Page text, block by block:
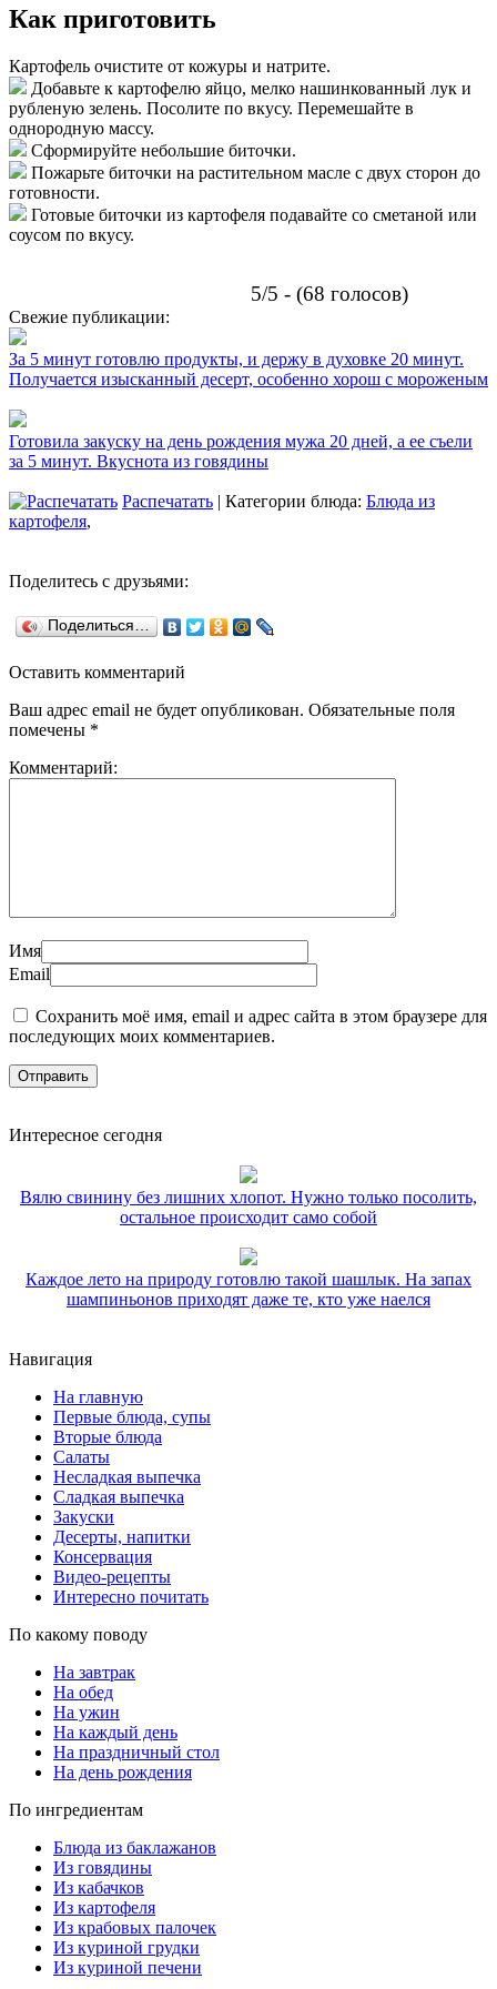
Как приготовить
Картофель очистите от кожуры и натрите.
Добавьте к картофелю яйцо, мелко нашинкованный лук и
рубленую зелень. Посолите по вкусу. Перемешайте в
однородную массу.
Сформируйте небольшие биточки.
Пожарьте биточки на растительном масле с двух сторон до
готовности.
Готовые биточки из картофеля подавайте со сметаной или
соусом по вкусу.
5/5 - (68 голосов)
Свежие публикации:
За 5 минут готовлю продукты, и держу в духовке 20 минут.
Получается изысканный десерт, особенно хорош с мороженым
Готовила закуску на день рождения мужа 20 дней, а ее съели
за 5 минут. Вкуснота из говядины
Распечатать | Категории блюда: Блюда из
картофеля,
Поделитесь с друзьями:
Поделиться…
Оставить комментарий
Ваш адрес email не будет опубликован. Обязательные поля
помечены *
Комментарий:
Имя
Email
Сохранить моё имя, email и адрес сайта в этом браузере для
последующих моих комментариев.
Интересное сегодня
Вялю свинину без лишних хлопот. Нужно только посолить,
остальное происходит само собой
Каждое лето на природу готовлю такой шашлык. На запах
шампиньонов приходят даже те, кто уже наелся
Навигация
На главную
Первые блюда, супы
Вторые блюда
Салаты
Несладкая выпечка
Сладкая выпечка
Закуски
Десерты, напитки
Консервация
Видео-рецепты
Интересно почитать
По какому поводу
На завтрак
На обед
На ужин
На каждый день
На праздничный стол
На день рождения
По ингредиентам
Блюда из баклажанов
Из говядины
Из кабачков
Из картофеля
Из крабовых палочек
Из куриной грудки
Из куриной печени